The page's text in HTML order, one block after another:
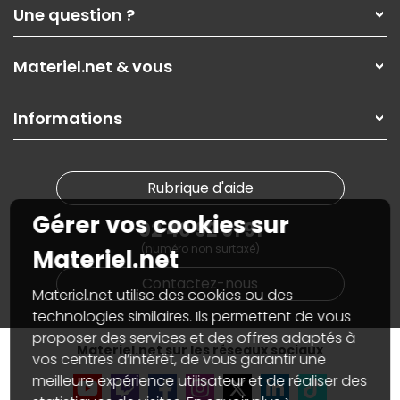
Nos services
Les magasins Materiel.net
Nos solutions pour les pros
Contactez-nous
Une question ?
Paiement, livraison
Garanties,Pack Zen
SAV, demander un retour
Informations
Materiel.net & vous
On rachète votre carte graphique
PC sur mesure : Votre RDV personnalisé
Materiel.net recrute
Notre programme d'affiliation
Partenariat & Sponsoring
Informations
Nos marques
Conditions générales de vente
Marketplace
Informations légales
Données personnellesetcookies
Gérer vos cookies
Accessibilité : non conforme
Rubrique d'aide
02 40 92 91 91
(numéro non surtaxé)
Contactez-nous
Materiel.net sur les réseaux sociaux
Gérer vos cookies sur
Materiel.net
Materiel.net utilise des cookies ou des
technologies similaires. Ils permettent de vous
proposer des services et des offres adaptés à
vos centres d’intérêt, de vous garantir une
meilleure expérience utilisateur et de réaliser des